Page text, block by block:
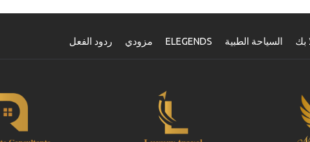
بك السياحة الطبية ELEGENDS مزودي ردود الفعل